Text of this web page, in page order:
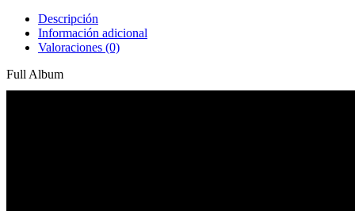
Descripción
Información adicional
Valoraciones (0)
Full Album